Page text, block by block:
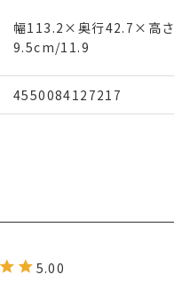
幅113.2×奥行42.7×高さ
9.5cm/11.9
4550084127217
5.00